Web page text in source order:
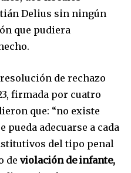
Delius sin ningún
que pudiera
resolución de rechazo
firmada por cuatro
que: “no existe
pueda adecuarse a cada
del tipo penal
de violación de infante,